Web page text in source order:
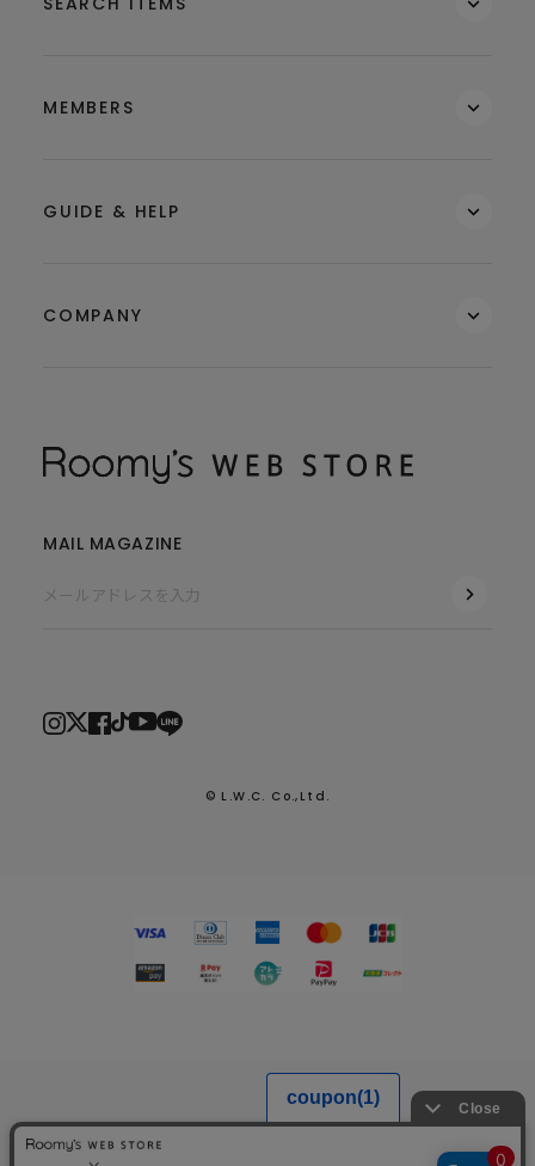
2026.7.29
MEMBERS
GUIDE & HELP
COMPANY
MAIL MAGAZINE
© L.W.C. Co.,Ltd.